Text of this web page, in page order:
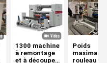
1300 machine
à remontage
et à découpe
Poids
maximal
rouleau